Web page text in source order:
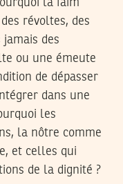
la faim
révoltes, des
des
ou une émeute
de dépasser
dans une
les
la nôtre comme
et celles qui
de la dignité ?